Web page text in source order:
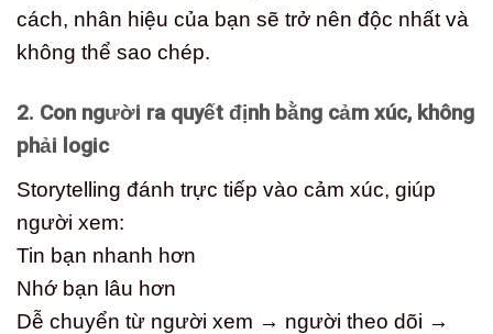
cách, nhân hiệu của bạn sẽ trở nên độc nhất và
không thể sao chép.
2. Con người ra quyết định bằng cảm xúc, không
phải logic
Storytelling đánh trực tiếp vào cảm xúc, giúp
người xem:
Tin bạn nhanh hơn
Nhớ bạn lâu hơn
Dễ chuyển từ người xem → người theo dõi →